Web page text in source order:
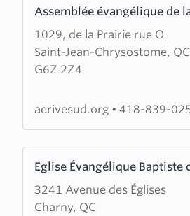
Assemblée évangélique de
1029, de la Prairie rue O
Saint-Jean-Chrysostome, QC
G6Z 2Z4
more
about
Assemblée
évangélique
aerivesud.org • 418-839-
Eglise Évangélique Baptiste
3241 Avenue des Églises
Charny, QC
more
about
Eglise